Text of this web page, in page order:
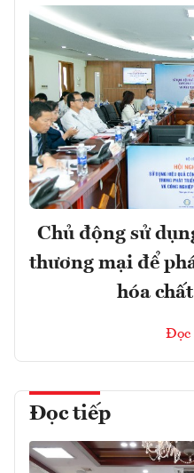
Chủ động sử
thương mại để
hóa
Đọc
Đọc tiếp